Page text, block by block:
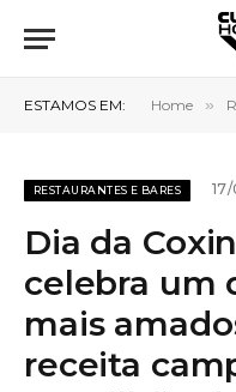
ESTAMOS EM: Home »
RESTAURANTES E BARES
Dia da
celebra um
mais
receita